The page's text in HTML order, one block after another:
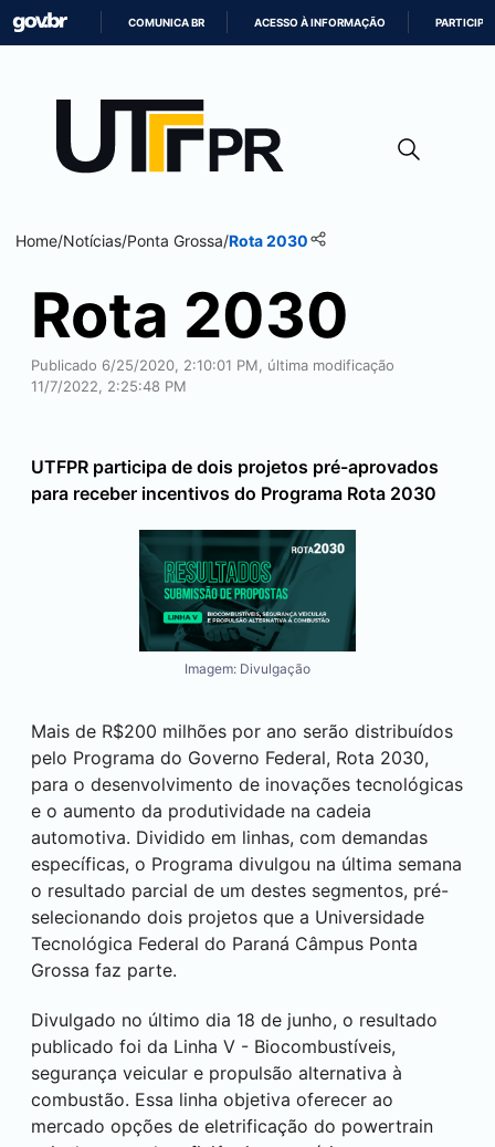
CONTEÚDO
COMUNICA BR ACESSO À INFORMAÇÃO PARTICIPE
Home/Notícias/Ponta Grossa/Rota 2030
Rota 2030
Publicado 6/25/2020, 2:10:01 PM, última modificação
11/7/2022, 2:25:48 PM
UTFPR participa de dois projetos pré-aprovados
para receber incentivos do Programa Rota 2030
Imagem: Divulgação
Mais de R$200 milhões por ano serão distribuídos
pelo Programa do Governo Federal, Rota 2030,
para o desenvolvimento de inovações tecnológicas
e o aumento da produtividade na cadeia
automotiva. Dividido em linhas, com demandas
específicas, o Programa divulgou na última semana
o resultado parcial de um destes segmentos, pré-
selecionando dois projetos que a Universidade
Tecnológica Federal do Paraná Câmpus Ponta
Grossa faz parte.
Divulgado no último dia 18 de junho, o resultado
publicado foi da Linha V - Biocombustíveis,
segurança veicular e propulsão alternativa à
combustão. Essa linha objetiva oferecer ao
mercado opções de eletrificação do powertrain